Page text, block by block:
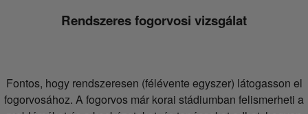
Rendszeres fogorvosi vizsgálat
Fontos, hogy rendszeresen (félévente egyszer) látogasson el
fogorvosához. A fogorvos már korai stádiumban felismerheti a